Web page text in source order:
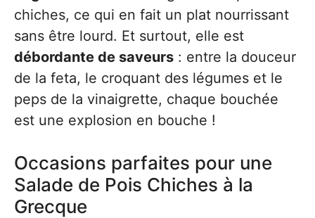
chiches, ce qui en fait un plat nourrissant
sans être lourd. Et surtout, elle est
débordante de saveurs : entre la douceur
de la feta, le croquant des légumes et le
peps de la vinaigrette, chaque bouchée
est une explosion en bouche !
Occasions parfaites pour une
Salade de Pois Chiches à la
Grecque